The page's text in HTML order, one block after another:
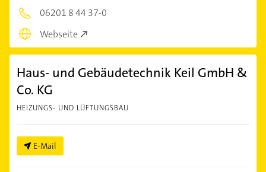
06201 8 44 37-0
Webseite
Haus- und Gebäudetechnik Keil GmbH &
Co. KG
HEIZUNGS- UND LÜFTUNGSBAU
E-Mail